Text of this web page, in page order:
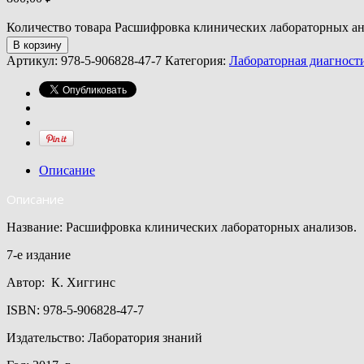
Количество товара Расшифровка клинических лабораторных
В корзину
Артикул: 978-5-906828-47-7 Категория: Лабораторная
Описание
Описание
Название: Расшифровка клинических лабораторных анализов.
7-е издание
Автор: К. Хиггинс
ISBN: 978-5-906828-47-7
Издательство: Лаборатория знаний